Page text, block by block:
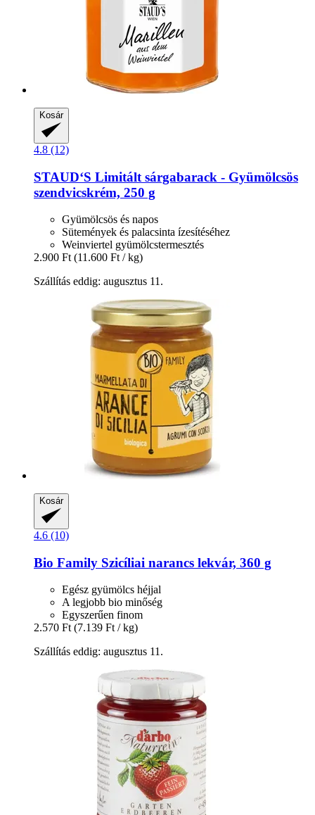
Kosár
4.8 (12)
STAUD‘S Limitált sárgabarack -​ Gyümölcsös
szendvicskrém, 250 g
Gyümölcsös és napos
Sütemények és palacsinta ízesítéséhez
Weinviertel gyümölcstermesztés
2.900 Ft (11.600 Ft / kg)
Szállítás eddig: augusztus 11.
Kosár
4.6 (10)
Bio Family Szicíliai narancs lekvár, 360 g
Egész gyümölcs héjjal
A legjobb bio minőség
Egyszerűen finom
2.570 Ft (7.139 Ft / kg)
Szállítás eddig: augusztus 11.